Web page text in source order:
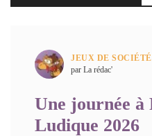
JEUX DE SOCIÉTÉ
par La rédac'
Une journée à
Ludique 2026